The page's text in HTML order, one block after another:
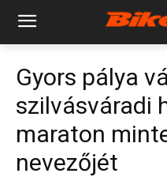
Gyors pálya
szilvásváradi
maraton
nevezőjét